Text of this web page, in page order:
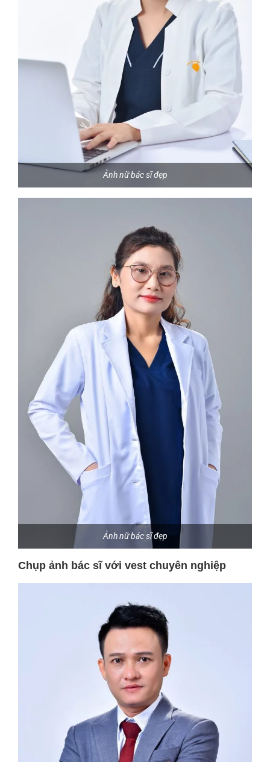
Ảnh nữ bác sĩ đẹp
Ảnh nữ bác sĩ đẹp
Chụp ảnh bác sĩ với vest chuyên nghiệp